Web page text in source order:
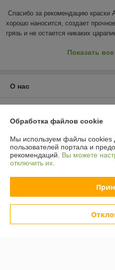
Спасибо за рекомендацию
хорошо наносится, создает
грязь и не остается никаких
Показать
О нас
График работы
Полная версия сайта
Политика обработки cookies
Сайт создан на платформе
Обработка файлов cookie
Мы используем файлы cookies
пользователей портала и
рекомендаций. Вы можете
отключить их.